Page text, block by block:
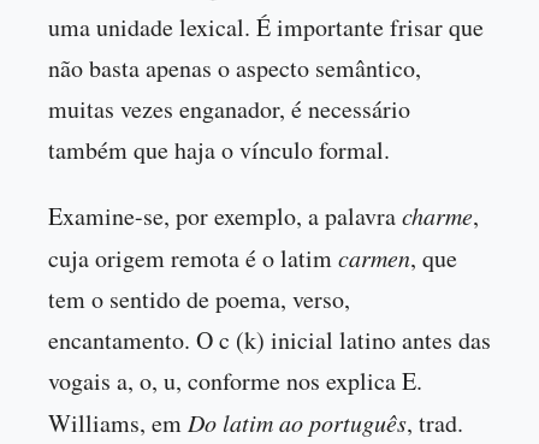
uma unidade lexical. É importante frisar que
não basta apenas o aspecto semântico,
muitas vezes enganador, é necessário
também que haja o vínculo formal.
Examine-se, por exemplo, a palavracharme,
cuja origem remota é o latimcarmen, que
tem o sentido de poema, verso,
encantamento. O c (k) inicial latino antes das
vogais a, o, u, conforme nos explica E.
Williams, em Do latim ao português, trad.